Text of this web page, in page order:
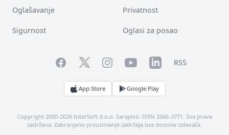
Oglašavanje Privatnost
Sigurnost Oglasi za posao
FacebookTwitterInstagramYouTubeLinkedInRSS
App Store Google Play
Copyright 2000-2026 InterSoft d.o.o. Sarajevo. ISSN 2566-3771. Sva prava
zadržana. Zabranjeno preuzimanje sadržaja bez dozvole izdavača.